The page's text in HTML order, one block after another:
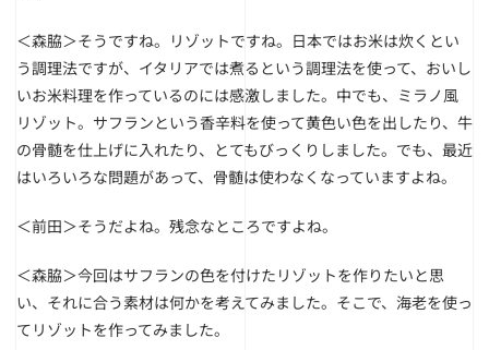
＜森脇＞そうですね。リゾットですね。日本ではお米は炊くとい
う調理法ですが、イタリアでは煮るという調理法を使って、おいし
いお米料理を作っているのには感激しました。中でも、ミラノ風
リゾット。サフランという香辛料を使って黄色い色を出したり、牛
の骨髄を仕上げに入れたり、とてもびっくりしました。でも、最近
はいろいろな問題があって、骨髄は使わなくなっていますよね。
＜前田＞そうだよね。残念なところですよね。
＜森脇＞今回はサフランの色を付けたリゾットを作りたいと思
い、それに合う素材は何かを考えてみました。そこで、海老を使っ
てリゾットを作ってみました。